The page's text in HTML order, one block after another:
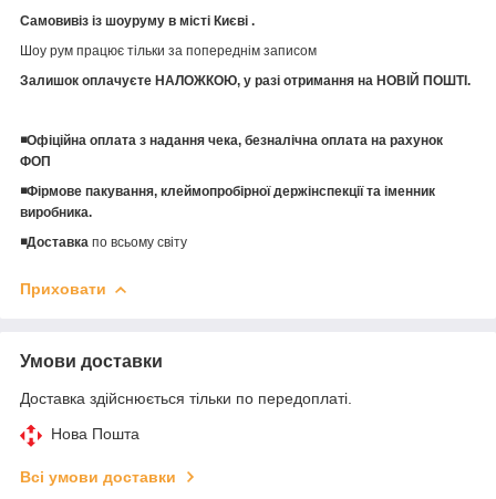
Самовивіз із шоуруму в місті Києві .
Шоу рум працює тільки за попереднім записом
Залишок оплачуєте НАЛОЖКОЮ, у разі отримання на НОВІЙ ПОШТІ.
◾️Офіційна оплата з надання чека, безналічна оплата на рахунок
ФОП
◾️Фірмове пакування, клеймопробірної держінспекції та іменник
виробника.
◾️Доставка по всьому світу
Приховати
Умови доставки
Доставка здійснюється тільки по передоплаті.
Нова Пошта
Всі умови доставки